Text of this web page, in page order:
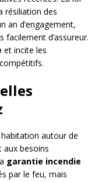
résiliation des
an d’engagement,
d’assureur.
et incite les
autour de
aux besoins
garantie incendie
par le feu, mais